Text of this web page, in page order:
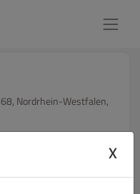
Nordrhein-Westfalen,
- 21:00
X